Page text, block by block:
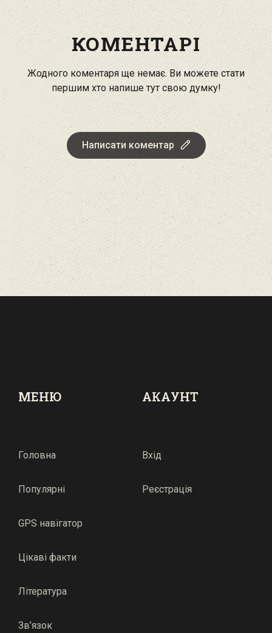
КОМЕНТАРІ
Жодного коментаря ще немає. Ви можете стати
першим хто напише тут свою думку!
Написати коментар
МЕНЮ
Головна
Популярні
GPS навігатор
Цікаві факти
Література
Зв’язок
АКАУНТ
Вхід
Реєстрація